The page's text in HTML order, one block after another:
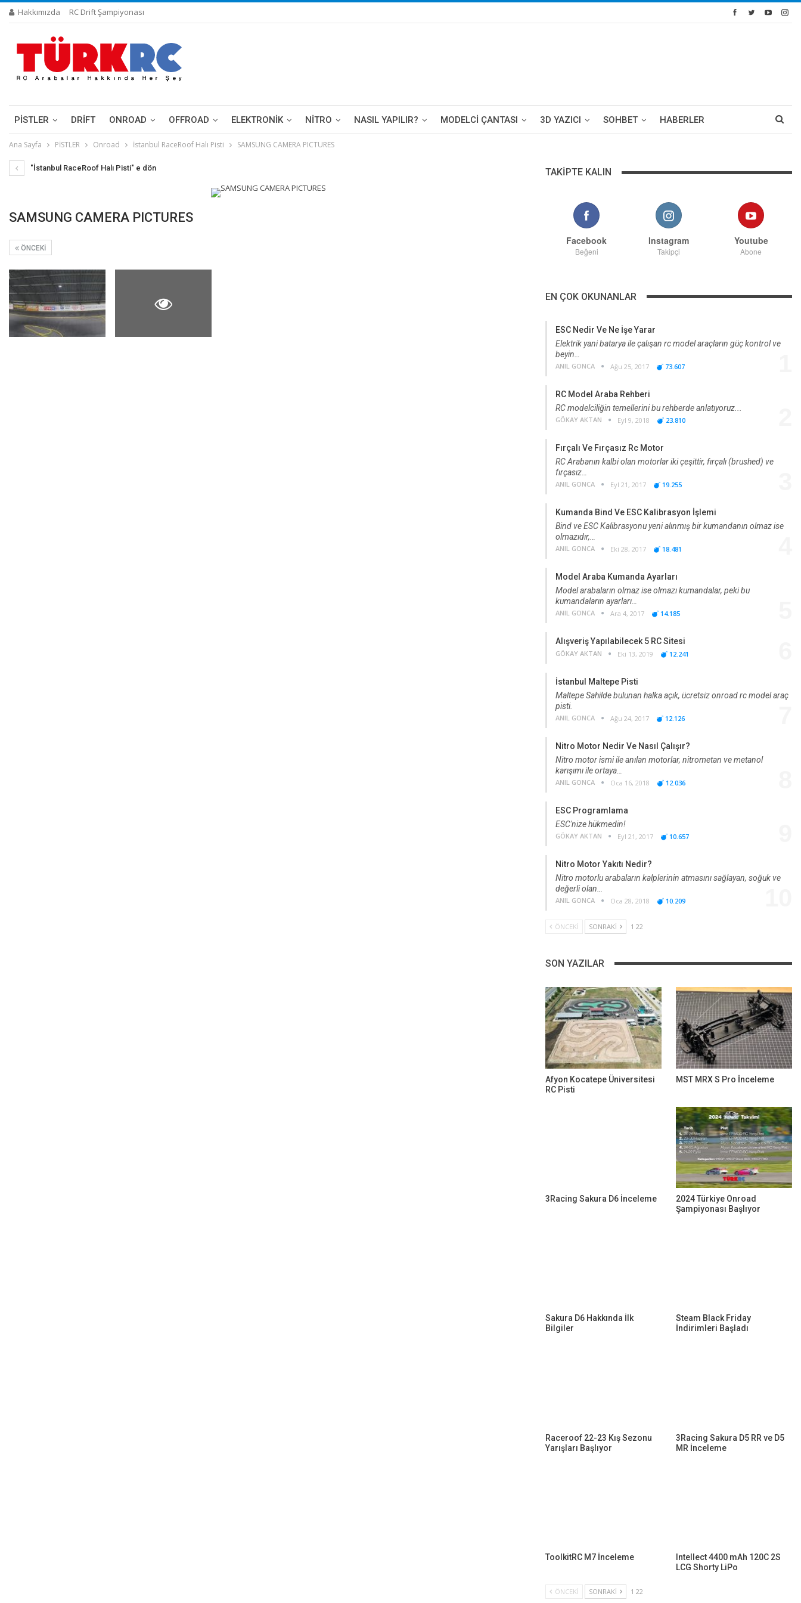
Hakkımızda RC Drift Şampiyonası
PİSTLER DRIFT ONROAD OFFROAD ELEKTRONIK NITRO NASIL YAPILIR? MODELCI ÇANTASI 3D YAZICI SOHBET HABERLER
Ana Sayfa PİSTLER Onroad İstanbul RaceRoof Halı Pisti SAMSUNG CAMERA PICTURES
"İstanbul RaceRoof Halı Pisti" e dön
SAMSUNG CAMERA PICTURES
ÖNCEKI
TAKIPTE KALIN
Facebook
Beğeni
Instagram
Takipçi
Youtube
Abone
EN ÇOK OKUNANLAR
ESC Nedir Ve Ne İşe Yarar
Elektrik yani batarya ile çalışan rc model araçların güç kontrol ve
beyin…
ANIL GONCA Ağu 25, 2017 73.607
RC Model Araba Rehberi
RC modelciliğin temellerini bu rehberde anlatıyoruz...
GÖKAY AKTAN Eyl 9, 2018 23.810
Fırçalı Ve Fırçasız Rc Motor
RC Arabanın kalbi olan motorlar iki çeşittir, fırçalı (brushed) ve
fırçasız…
ANIL GONCA Eyl 21, 2017 19.255
Kumanda Bind Ve ESC Kalibrasyon İşlemi
Bind ve ESC Kalibrasyonu yeni alınmış bir kumandanın olmaz ise
olmazıdır,…
ANIL GONCA Eki 28, 2017 18.481
Model Araba Kumanda Ayarları
Model arabaların olmaz ise olmazı kumandalar, peki bu
kumandaların ayarları…
ANIL GONCA Ara 4, 2017 14.185
Alışveriş Yapılabilecek 5 RC Sitesi
GÖKAY AKTAN Eki 13, 2019 12.241
İstanbul Maltepe Pisti
Maltepe Sahilde bulunan halka açık, ücretsiz onroad rc model araç
pisti.
ANIL GONCA Ağu 24, 2017 12.126
Nitro Motor Nedir Ve Nasıl Çalışır?
Nitro motor ismi ile anılan motorlar, nitrometan ve metanol
karışımı ile ortaya…
ANIL GONCA Oca 16, 2018 12.036
ESC Programlama
ESC'nize hükmedin!
GÖKAY AKTAN Eyl 21, 2017 10.657
Nitro Motor Yakıtı Nedir?
Nitro motorlu arabaların kalplerinin atmasını sağlayan, soğuk ve
değerli olan…
ANIL GONCA Oca 28, 2018 10.209
ÖNCEKI SONRAKI 1 22
SON YAZILAR
Afyon Kocatepe Üniversitesi
RC Pisti
MST MRX S Pro İnceleme
3Racing Sakura D6 İnceleme
2024 Türkiye Onroad
Şampiyonası Başlıyor
Sakura D6 Hakkında İlk
Bilgiler
Steam Black Friday
İndirimleri Başladı
Raceroof 22-23 Kış Sezonu
Yarışları Başlıyor
3Racing Sakura D5 RR ve D5
MR İnceleme
ToolkitRC M7 İnceleme
Intellect 4400 mAh 120C 2S
LCG Shorty LiPo
ÖNCEKI SONRAKI 1 22